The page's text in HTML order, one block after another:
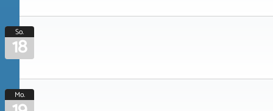
So.
18
Mo.